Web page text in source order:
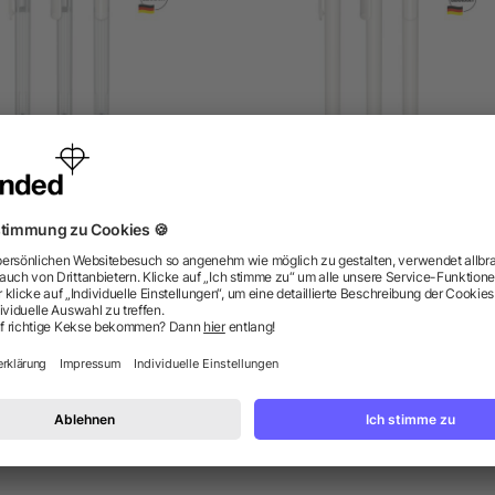
Druckkugelschreiber
ab 0,21 € ab 0,21 €
Wir haben die Antworten.